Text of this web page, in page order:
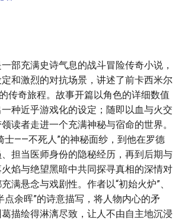
一部充满史诗气息的战斗冒险传奇小说，
和激烈的对抗场景，讲述了前卡西米尔
传奇旅程。故事开篇以角色的详细数值
种近乎游戏化的设定；随即以血与火交
读者走进一个充满神秘与宿命的世界。
士——不死人”的神秘面纱，到他在罗德
担当医师身份的隐秘经历，再到后期与
焰与绝望黑暗中共同探寻真相的深情对
满悬念与戏剧性。作者以“初始火炉”、
点余晖”的诗意描写，将人物内心的矛
描绘得淋漓尽致，让人不由自主地沉浸